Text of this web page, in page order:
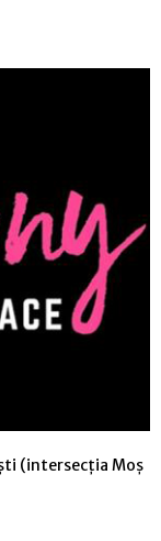
(intersecția Moș